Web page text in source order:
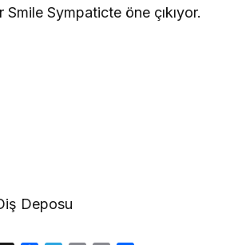
Sympaticte öne çıkıyor.
Deposu